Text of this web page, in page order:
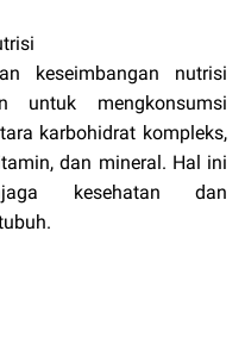
keseimbangan nutrisi
untuk mengkonsumsi
karbohidrat kompleks,
dan mineral. Hal ini
kesehatan dan